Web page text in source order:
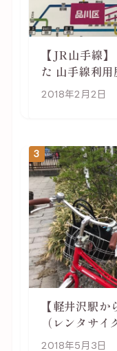
【JR山手線
た 山手線利
2018年2月2日
3
【軽井沢駅
（レンタサ
行は自転車利
2018年5月3日